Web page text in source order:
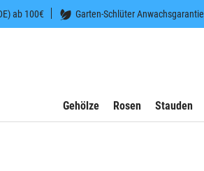
ab 100€ Garten-Schlüter Anwachsgarantie
Gehölze Rosen Stauden